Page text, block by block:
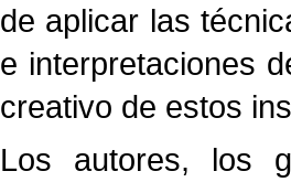
de aplicar las
e interpretaciones
creativo de estos
Los autores, los